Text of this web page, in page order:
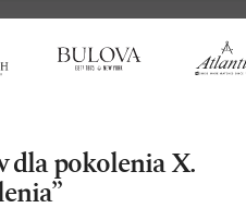
dla pokolenia X.